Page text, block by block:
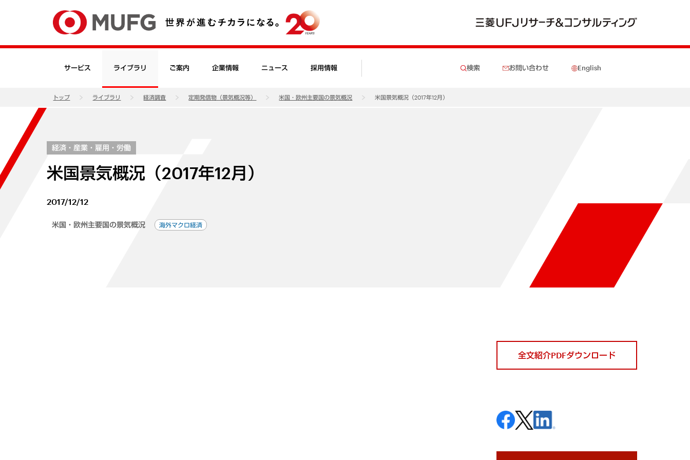
サービス ライブラリ ご案内 企業情報 ニュース 採用情報 検索 お問い合わせ English
トップ ライブラリ 経済調査 定期発信物（景気概況等） 米国・欧州主要国の景気概況 米国景気概況（2017年12月）
経済・産業・雇用・労働
米国景気概況（2017年12月）
2017/12/12
米国・欧州主要国の景気概況 海外マクロ経済
全文紹介PDFダウンロード